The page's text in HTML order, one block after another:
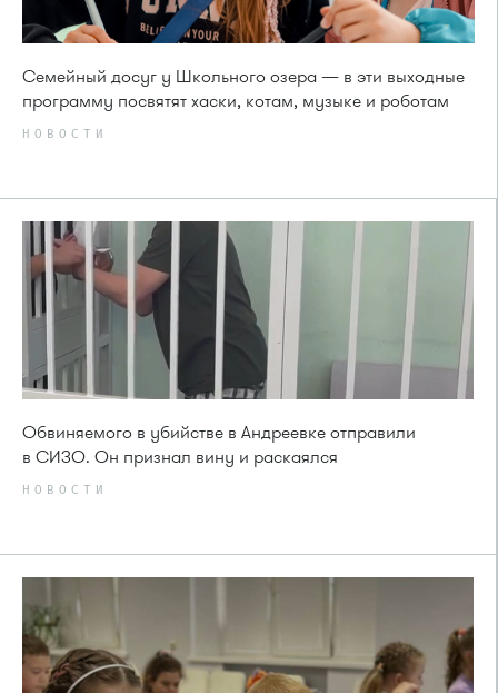
Семейный досуг у Школьного озера — в эти выходные
программу посвятят хаски, котам, музыке и роботам
НОВОСТИ
Обвиняемого в убийстве в Андреевке отправили
в СИЗО. Он признал вину и раскаялся
НОВОСТИ